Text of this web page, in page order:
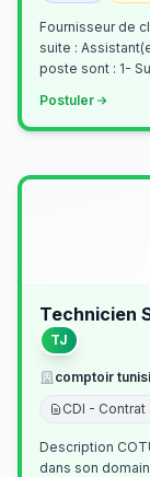
Fournisseur de
suite :
poste sont : 1-
Postuler
Technicien
TJ
comptoir
CDI -
Description
dans son